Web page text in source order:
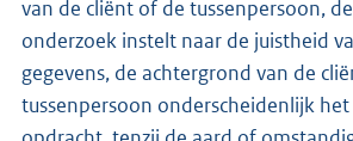
van de cliënt of de tussenpersoon,
onderzoek instelt naar de juistheid
gegevens, de achtergrond van de
tussenpersoon onderscheidenlijk